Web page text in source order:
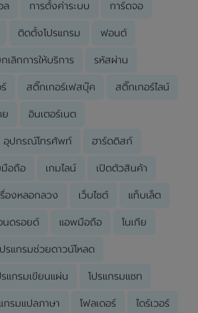
ล การตั้งค่าระบบ การ์ดจอ
ติดตั้งโปรแกรม ฟอนต์
เลิกการให้บริการ รหัสผ่าน
สติ๊กเกอร์เฟสบุ๊ค สติ๊กเกอร์ไลน์
ย อินเตอร์เนต
อุปกรณ์โทรศัพท์ ฮาร์ดดิสก์
มือถือ เกมไลน์ เปิดตัวสินค้า
รื่องหลอกลวง เว็บไซต์ แท็บเล็ต
นดรอยด์ แอพมือถือ โนเกีย
ปรแกรมช่วยดาวน์โหลด
รแกรมเขียนแผ่น โปรแกรมแชท
กรมแปลภาษา โฟลเดอร์ ไดร์เวอร์